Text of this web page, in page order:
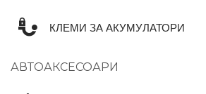
КЛЕМИ ЗА АКУМУЛАТОРИ
АВТОАКСЕСОАРИ